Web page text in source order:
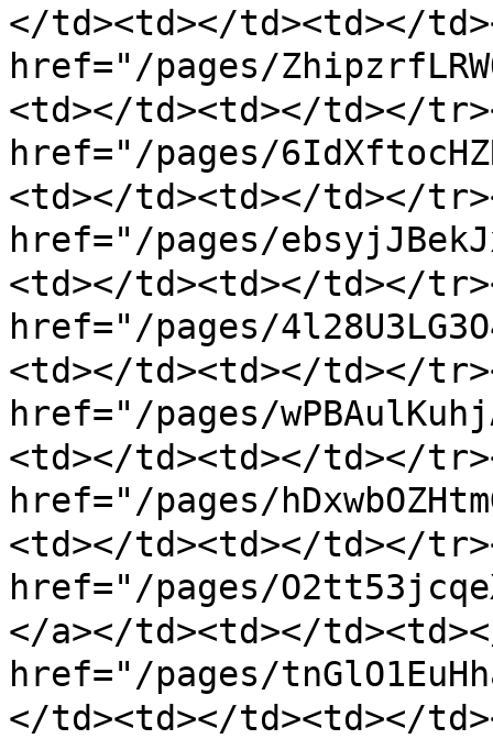
</td><td></td><td></
href="/pages/
<td></td><td></td></
href="/pages/
<td></td><td></td></
href="/pages/
<td></td><td></td></
href="/pages/
<td></td><td></td></
href="/pages/
<td></td><td></td></
href="/pages/
<td></td><td></td></
href="/pages/
</a></td><td></
href="/pages/
</td><td></td><td></